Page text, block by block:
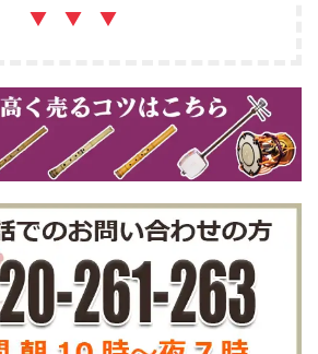
▼ ▼ ▼